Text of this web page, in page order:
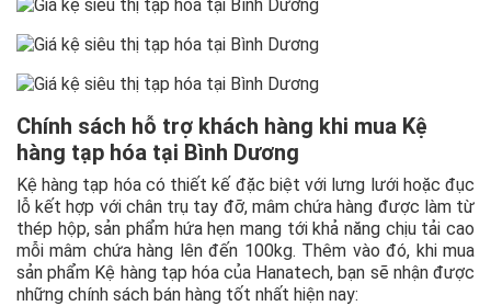
Chính sách hỗ trợ khách hàng khi mua Kệ
hàng tạp hóa tại Bình Dương
Kệ hàng tạp hóa có thiết kế đặc biệt với lưng lưới hoặc đục
lỗ kết hợp với chân trụ tay đỡ, mâm chứa hàng được làm từ
thép hộp, sản phẩm hứa hẹn mang tới khả năng chịu tải cao
mỗi mâm chứa hàng lên đến 100kg. Thêm vào đó, khi mua
sản phẩm Kệ hàng tạp hóa của Hanatech, bạn sẽ nhận được
những chính sách bán hàng tốt nhất hiện nay: